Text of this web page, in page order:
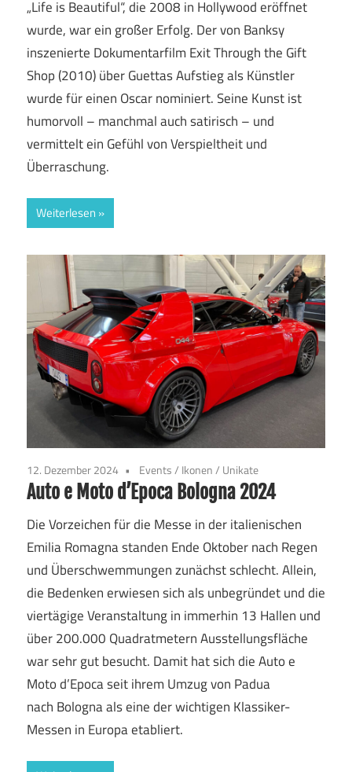
„Life is Beautiful“, die 2008 in Hollywood eröffnet
wurde, war ein großer Erfolg. Der von Banksy
inszenierte Dokumentarfilm Exit Through the Gift
Shop (2010) über Guettas Aufstieg als Künstler
wurde für einen Oscar nominiert. Seine Kunst ist
humorvoll – manchmal auch satirisch – und
vermittelt ein Gefühl von Verspieltheit und
Überraschung.
Weiterlesen
12. Dezember 2024 Events/ Ikonen/ Unikate
Auto e Moto d’Epoca Bologna 2024
Die Vorzeichen für die Messe in der italienischen
Emilia Romagna standen Ende Oktober nach Regen
und Überschwemmungen zunächst schlecht. Allein,
die Bedenken erwiesen sich als unbegründet und die
viertägige Veranstaltung in immerhin 13 Hallen und
über 200.000 Quadratmetern Ausstellungsfläche
war sehr gut besucht. Damit hat sich die Auto e
Moto d’Epoca seit ihrem Umzug von Padua
nach Bologna als eine der wichtigen Klassiker-
Messen in Europa etabliert.